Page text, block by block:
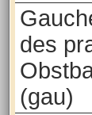
des
(gau)